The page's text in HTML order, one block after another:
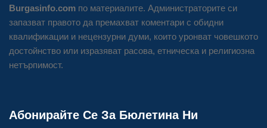
Burgasinfo.com по материалите. Администраторите си
запазват правото да премахват коментари с обидни
квалификации и нецензурни думи, които уронват човешкото
достойнство или изразяват расова, етническа и религиозна
нетърпимост.
Абонирайте Се За Бюлетина Ни